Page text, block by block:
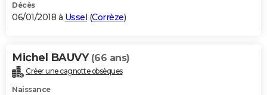
Décès
06/01/2018 à Ussel (Corrèze)
Michel BAUVY (66 ans)
Créer une cagnotte obsèques
Naissance